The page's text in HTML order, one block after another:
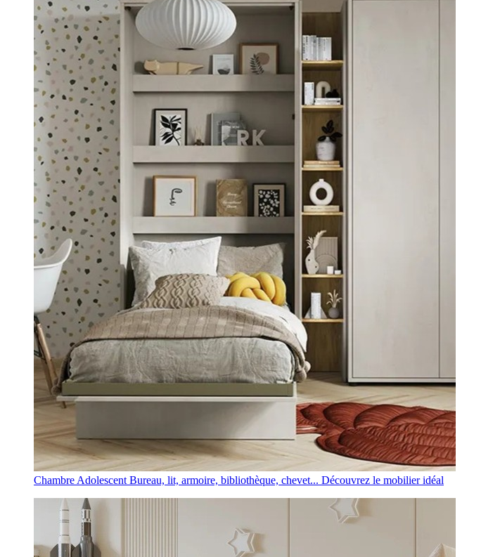
Chambre Adolescent Bureau, lit, armoire, bibliothèque, chevet... Découvrez le mobilier idéal